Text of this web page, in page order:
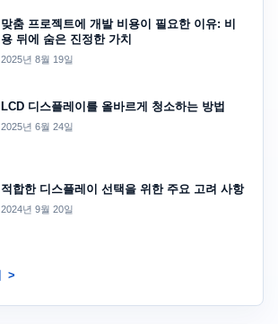
맞춤 프로젝트에 개발 비용이 필요한 이유: 비
용 뒤에 숨은 진정한 가치
2025년 8월 19일
LCD 디스플레이를 올바르게 청소하는 방법
2025년 6월 24일
적합한 디스플레이 선택을 위한 주요 고려 사항
2024년 9월 20일